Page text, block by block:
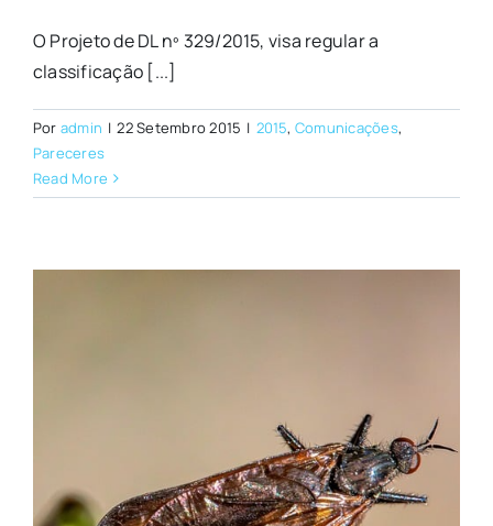
O Projeto de DL nº 329/2015, visa regular a
classificação [...]
Por admin | 22 Setembro 2015 | 2015, Comunicações,
Pareceres
Read More